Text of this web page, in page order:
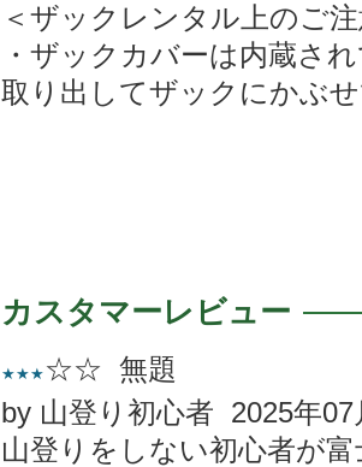
＜ザックレンタル上のご
・ザックカバーは内蔵さ
取り出してザックにかぶ
カスタマーレビュー
★★★ ☆☆ 無題
by 山登り初心者 2025年07
山登りをしない初心者が